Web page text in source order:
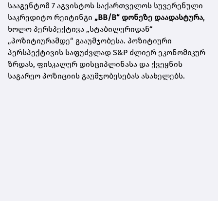
სააგენტომ 7 აგვისტოს საქართველოს სუვერენული
საკრედიტო რეიტინგი „BB/B“ დონეზე დაადასტურა,
ხოლო პერსპექტივა „სტაბილურიდან“
„პოზიტიურამდე“ გააუმჯობესა. პოზიტიური
პერსპექტივის საფუძვლად S&P ძლიერ ეკონომიკურ
ზრდას, ფისკალურ დისციპლინასა და ქვეყნის
საგარეო პოზიციის გაუმჯობესებას ასახელებს.